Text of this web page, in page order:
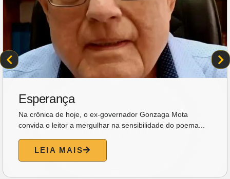
Esperança
Na crônica de hoje, o ex-governador Gonzaga Mota
convida o leitor a mergulhar na sensibilidade do poema...
LEIA MAIS